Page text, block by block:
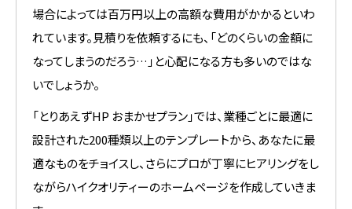
場合によっては百万円以上の高額な費用がかかるといわ
れています。見積りを依頼するにも、「どのくらいの金額に
なってしまうのだろう…」と心配になる方も多いのではな
いでしょうか。
「とりあえずHP おまかせプラン」では、業種ごとに最適に
設計された200種類以上のテンプレートから、あなたに最
適なものをチョイスし、さらにプロが丁寧にヒアリングをし
ながらハイクオリティーのホームページを作成していきま